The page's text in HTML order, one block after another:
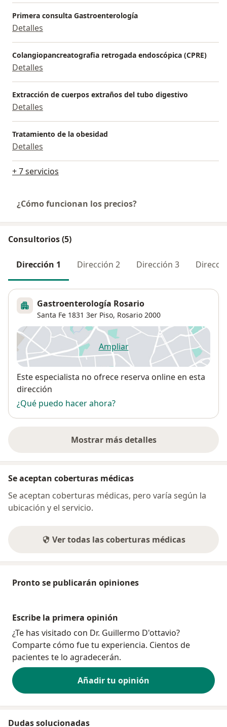
Primera consulta Gastroenterología
Detalles
Colangiopancreatografia retrogada endoscópica (CPRE)
Detalles
Extracción de cuerpos extraños del tubo digestivo
Detalles
Tratamiento de la obesidad
Detalles
+ 7 servicios
¿Cómo funcionan los precios?
Consultorios (5)
Dirección 1 Dirección 2 Dirección 3
Gastroenterología Rosario
Santa Fe 1831 3er Piso, Rosario 2000
Ampliarse abre en una nueva
Disponibilidad
Este especialista no ofrece reserva online en esta
dirección
¿Qué puedo hacer ahora?
Mostrar más detalles
sobre la dirección
Se aceptan coberturas médicas
Se aceptan coberturas médicas, pero varía según la
ubicación y el servicio.
Ver todas las coberturas médicas
Pronto se publicarán opiniones
Escribe la primera opinión
¿Te has visitado con Dr. Guillermo D'ottavio?
Comparte cómo fue tu experiencia. Cientos de
pacientes te lo agradecerán.
Añadir tu opinión
Dudas solucionadas